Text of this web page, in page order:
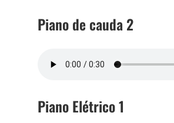
Piano de cauda 2
Piano Elétrico 1